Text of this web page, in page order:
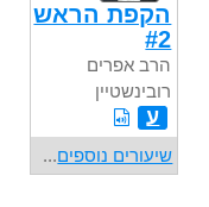
הקפת הראש
#2
הרב אפרים
רובינשטיין
ע
שיעורים נוספים...